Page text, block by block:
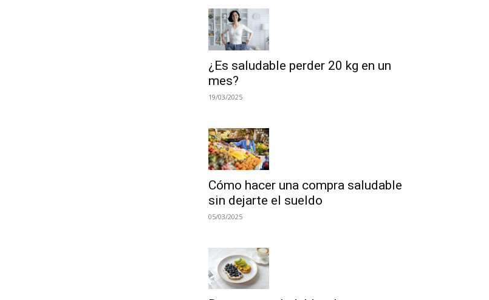
¿Es saludable perder 20 kg en un
mes?
19/03/2025
Cómo hacer una compra saludable
sin dejarte el sueldo
05/03/2025